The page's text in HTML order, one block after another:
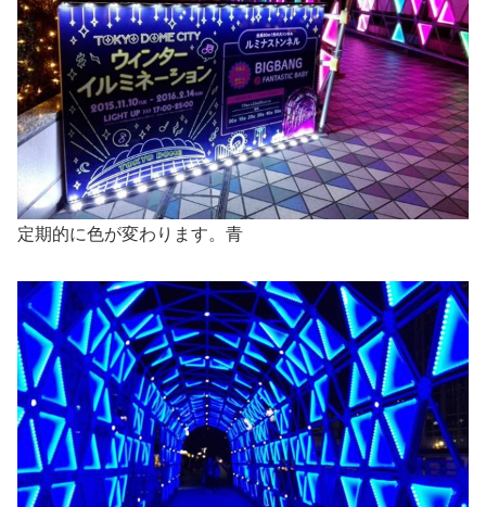
定期的に色が変わります。青